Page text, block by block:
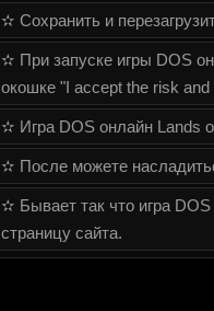
✫ Сохранить и
✫ При запуске игры DOS
окошке "I accept the risk
✫ Игра DOS онлайн Lands
✫ После можете
✫ Бывает так что игра DOS
страницу сайта.